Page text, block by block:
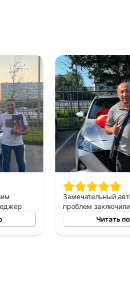
авто
Замечательный
проблем
этот же день на
Рекомендую!
Читать